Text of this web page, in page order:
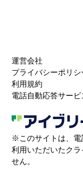
運営会社
プライバシーポリシ
利用規約
電話自動応答サー
※このサイトは、電
利用いただいたク
せん。